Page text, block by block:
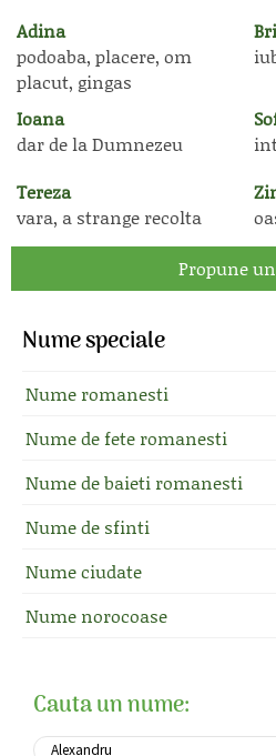
Adina
podoaba, placere, om
placut, gingas
Ioana
dar de la Dumnezeu
Tereza
vara, a strange recolta
Propune
Nume speciale
Nume romanesti
Nume de fete romanesti
Nume de baieti romanesti
Nume de sfinti
Nume ciudate
Nume norocoase
Cauta un nume: